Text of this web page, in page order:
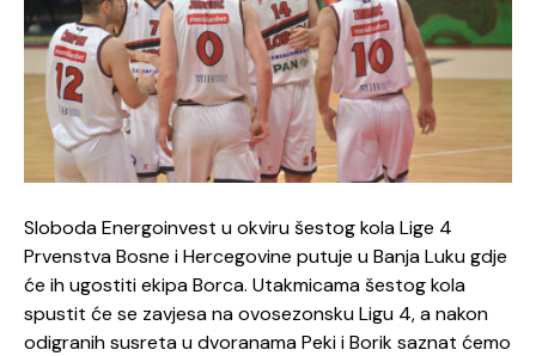
Sloboda Energoinvest u okviru šestog kola Lige 4
Prvenstva Bosne i Hercegovine putuje u Banja Luku gdje
će ih ugostiti ekipa Borca. Utakmicama šestog kola
spustit će se zavjesa na ovosezonsku Ligu 4, a nakon
odigranih susreta u dvoranama Peki i Borik saznat ćemo